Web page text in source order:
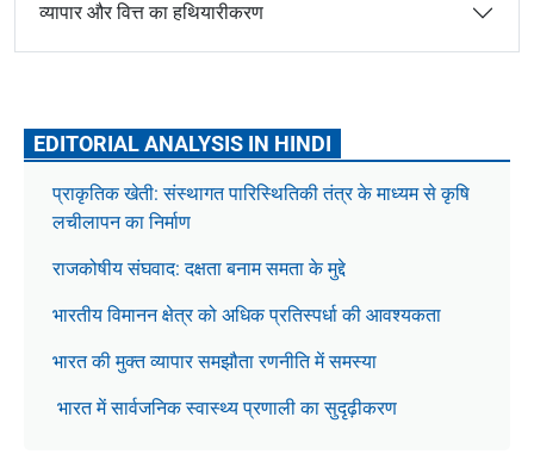
व्यापार और वित्त का हथियारीकरण
EDITORIAL ANALYSIS IN HINDI
प्राकृतिक खेती: संस्थागत पारिस्थितिकी तंत्र के माध्यम से कृषि
लचीलापन का निर्माण
राजकोषीय संघवाद: दक्षता बनाम समता के मुद्दे
भारतीय विमानन क्षेत्र को अधिक प्रतिस्पर्धा की आवश्यकता
भारत की मुक्त व्यापार समझौता रणनीति में समस्या
भारत में सार्वजनिक स्वास्थ्य प्रणाली का सुदृढ़ीकरण